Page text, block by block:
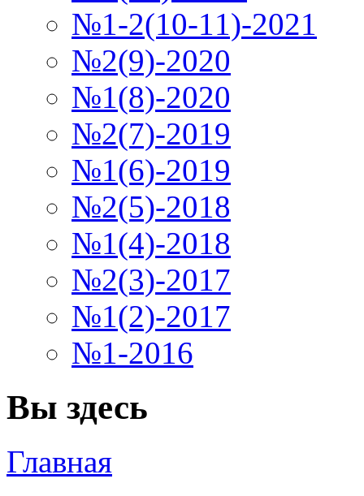
№1-2(10-11)-2021
№2(9)-2020
№1(8)-2020
№2(7)-2019
№1(6)-2019
№2(5)-2018
№1(4)-2018
№2(3)-2017
№1(2)-2017
№1-2016
Вы здесь
Главная